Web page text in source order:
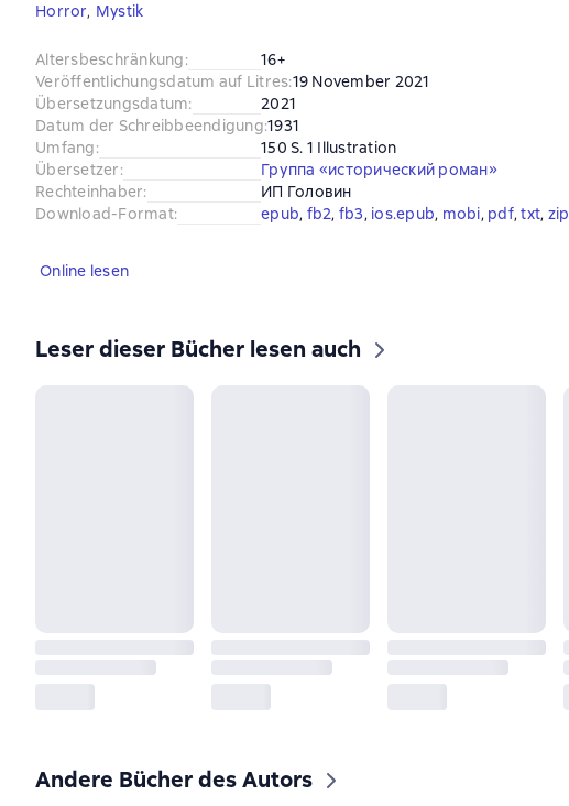
Horror, Mystik
Altersbeschränkung:
16+
Veröffentlichungsdatum auf Litres:19 November 2021
Übersetzungsdatum:
2021
Datum der Schreibbeendigung:1931
Umfang:
150 S. 1 Illustration
Übersetzer:
Группа «исторический роман»
Rechteinhaber:
ИП Головин
Download-Format: epub, fb2, fb3, ios.epub, mobi, pdf, txt, zip
Online lesen
Leser dieser Bücher lesen auch
Andere Bücher des Autors